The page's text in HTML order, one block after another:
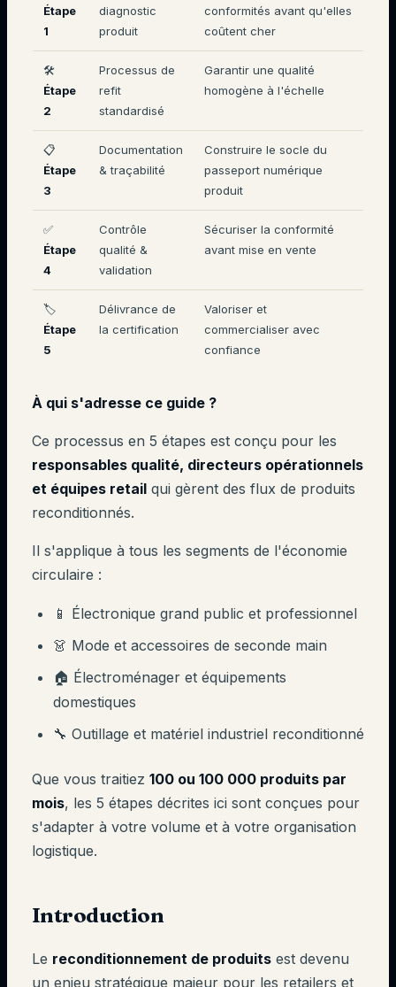
Étape
1
diagnostic
produit
conformités avant qu'elles
coûtent cher
🛠️
Étape
2
Processus de
refit
standardisé
Garantir une qualité
homogène à l'échelle
📋
Étape
3
Documentation
& traçabilité
Construire le socle du
passeport numérique
produit
✅
Étape
4
Contrôle
qualité &
validation
Sécuriser la conformité
avant mise en vente
🏷️
Étape
5
Délivrance de
la certification
Valoriser et
commercialiser avec
confiance
À qui s'adresse ce guide ?
Ce processus en 5 étapes est conçu pour les
responsables qualité, directeurs opérationnels
et équipes retail qui gèrent des flux de produits
reconditionnés.
Il s'applique à tous les segments de l'économie
circulaire :
📱 Électronique grand public et professionnel
👗 Mode et accessoires de seconde main
🏠 Électroménager et équipements
domestiques
🔧 Outillage et matériel industriel reconditionné
Que vous traitiez 100 ou 100 000 produits par
mois, les 5 étapes décrites ici sont conçues pour
s'adapter à votre volume et à votre organisation
logistique.
Introduction
Le reconditionnement de produits est devenu
un enjeu stratégique majeur pour les retailers et